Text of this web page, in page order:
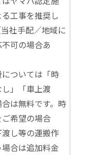
工事を推奨し
社手配／地域に
可の場合あ
ついては「時
」「車上渡
合は無料です。時
希望の場合
し等の運搬作
合は追加料金